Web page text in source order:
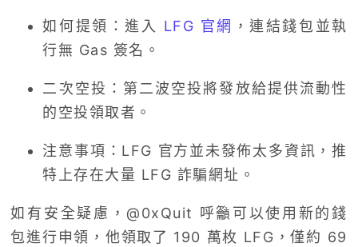
如何提領：進入 LFG 官網 ，連結錢包並執
行無 Gas 簽名。
二次空投：第二波空投將發放給提供流動性
的空投領取者。
注意事項：LFG 官方並未發佈太多資訊，推
特上存在大量 LFG 詐騙網址。
如有安全疑慮，@0xQuit 呼籲可以使用新的錢
包進行申領，他領取了 190 萬枚 LFG，僅約 69